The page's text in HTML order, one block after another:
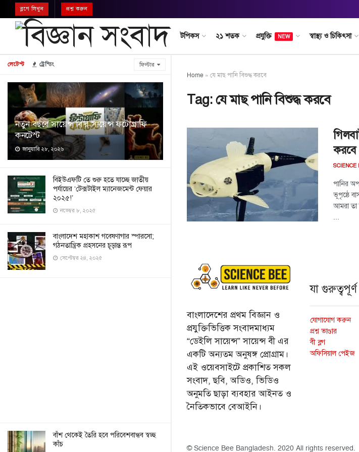
লেটেস্ট ট্রেন্ডিং ফিল্টার
নতুন বছরে সায়েন্স বি’র সায়েন্স ফটোগ্রাফি
কনটেস্ট
জানুয়ারি ২৮, ২০২৬
বিইউএফটি তে শুরু হতে যাচ্ছে জাতীয়
পর্যায়ের ‘টেক্সটাইল ম্যানেজমেন্ট ফেয়ার
২০২৫!’
নভেম্বর ৮, ২০২৫
বাংলাদেশ মহাকাশ গবেষণাগার স্পারসো;
গঠনতান্ত্রিক প্রহসনের চূড়ান্ত রূপ
সেপ্টেম্বর ২৪, ২০২৫
বাঁশ থেকেই তৈরি হবে পরিবেশবান্ধব স্বচ্ছ
কাঁচ
ব্লগে লিখুন প্রশ্ন করুন
টপিকস ২১ শতক প্রযুক্তি NEW স্বাস্থ্য ও চিকিৎসা
Home » যে মাছ পানি বিশুদ্ধ করবে
Tag:যে মাছ পানি বিশুদ্ধ করবে
করবে
SCIENCE
পানির
ভূপৃষ্ঠে
আমরা তা
...
বাংলাদেশের প্রথম বিজ্ঞান ও
প্রযুক্তিভিত্তিক সংবাদমাধ্যম
“ডেইলি সায়েন্স” সায়েন্স বী এর
একটি অন্যতম অনুষঙ্গ প্রোগ্রাম।
এই ওয়েবসাইটে প্রকাশিত সকল
সংবাদ, ছবি, অডিও, ভিডিও
অনুমতি ছাড়া ব্যবহার আইনত ও
নৈতিকভাবে বেআইনি।
যা গুরুত্বপূর্ণ
যোগাযোগ করুন
প্রশ্ন ভাণ্ডার
বী ব্লগ
অফিসিয়াল পেইজ
© Science Bee Bangladesh. 2020 All rights reserved.